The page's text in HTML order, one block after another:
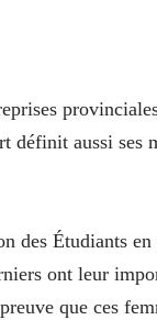
définit aussi ses
des Étudiants
ont leur
que ces